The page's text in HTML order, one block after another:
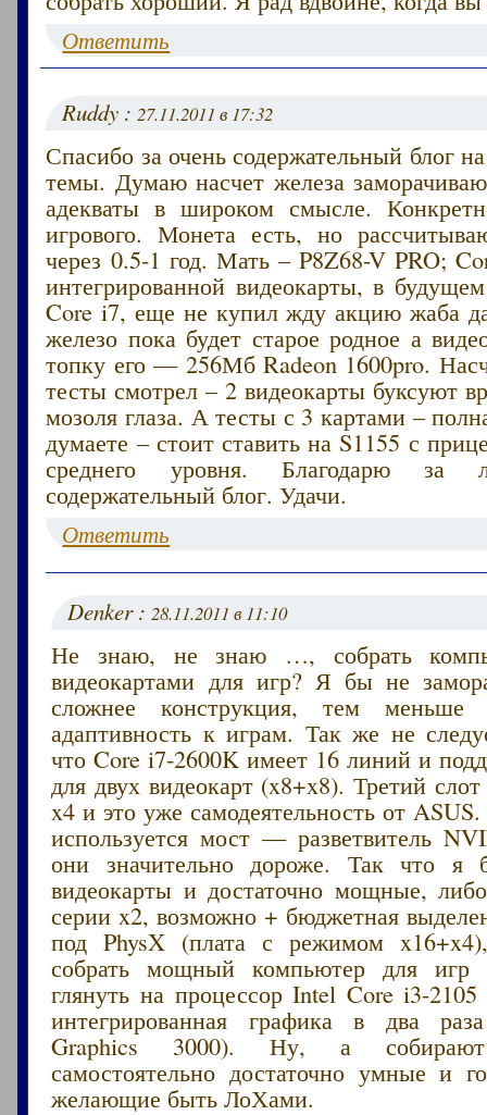
Ответить
Ruddy : 27.11.2011 в 17:32
Спасибо за очень содержательный блог
темы. Думаю насчет железа
адекваты в широком смысле.
игрового. Монета есть, но
через 0.5-1 год. Мать – P8Z68-V PRO;
интегрированной видеокарты, в
Core i7, еще не купил жду акцию жаба
железо пока будет старое родное а
топку его — 256Мб Radeon 1600pro.
тесты смотрел – 2 видеокарты буксуют
мозоля глаза. А тесты с 3 картами –
думаете – стоит ставить на S1155 с
среднего уровня. Благодарю
содержательный блог. Удачи.
Ответить
Denker : 28.11.2011 в 11:10
Не знаю, не знаю …, собрать
видеокартами для игр? Я бы не
сложнее конструкция, тем меньше
адаптивность к играм. Так же не
что Core i7-2600K имеет 16 линий и
для двух видеокарт (x8+x8). Третий
x4 и это уже самодеятельность от
используется мост — разветвитель
они значительно дороже. Так что я
видеокарты и достаточно мощные,
серии x2, возможно + бюджетная
под PhysX (плата с режимом
собрать мощный компьютер для игр
глянуть на процессор Intel Core i3-
интегрированная графика в два
Graphics 3000). Ну, а собирают
самостоятельно достаточно умные и
желающие быть ЛоХами.